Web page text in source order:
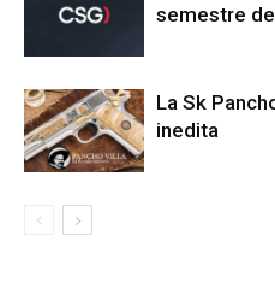
semestre
La Sk
inedita